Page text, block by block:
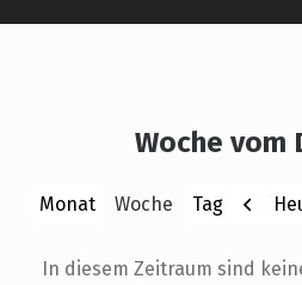
Woche vom
Monat Woche Tag
In diesem Zeitraum sind